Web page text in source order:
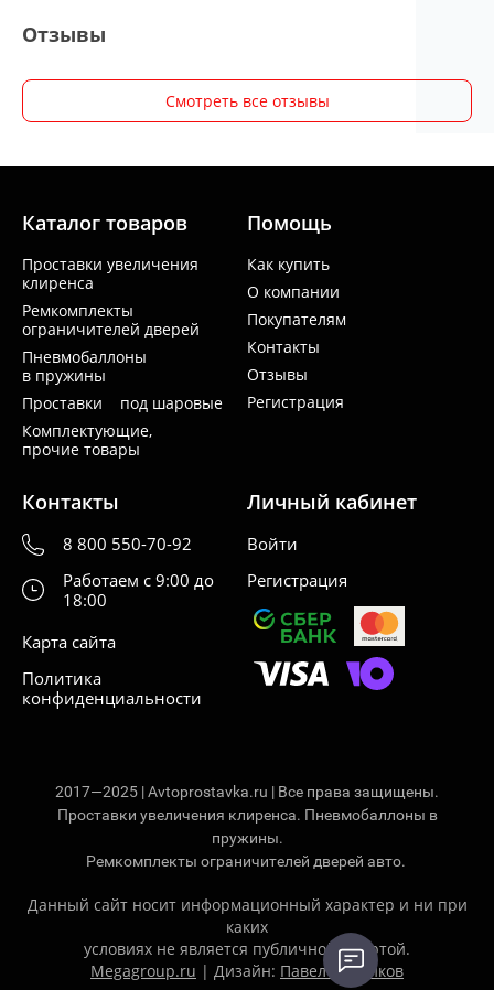
Отзывы
Смотреть все отзывы
Каталог товаров
Проставки увеличения
клиренса
Ремкомплекты
ограничителей дверей
Пневмобаллоны
в пружины
Проставки под шаровые
Комплектующие,
прочие товары
Помощь
Как купить
О компании
Покупателям
Контакты
Отзывы
Регистрация
Контакты
8 800 550-70-92
Работаем с 9:00 до
18:00
Карта сайта
Политика
конфиденциальности
Личный кабинет
Войти
Регистрация
2017—2025 | Avtoprostavka.ru | Все права защищены.
Проставки увеличения клиренса. Пневмобаллоны в
пружины.
Ремкомплекты ограничителей дверей авто.
Данный сайт носит информационный характер и ни при
каких
условиях не является публичной офертой.
Megagroup.ru | Дизайн: Павел Ситников